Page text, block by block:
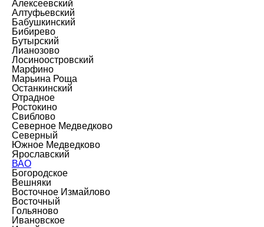
Алексеевский
Алтуфьевский
Бабушкинский
Бибирево
Бутырский
Лианозово
Лосиноостровский
Марфино
Марьина Роща
Останкинский
Отрадное
Ростокино
Свиблово
Северное Медведково
Северный
Южное Медведково
Ярославский
ВАО
Богородское
Вешняки
Восточное Измайлово
Восточный
Гольяново
Ивановское